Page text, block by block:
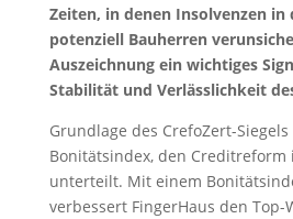
Zeiten, in denen Insolvenzen in
potenziell Bauherren
Auszeichnung ein wichtiges
Stabilität und Verlässlichkeit
Grundlage des CrefoZert-
Bonitätsindex, den Creditreform
unterteilt. Mit einem
verbessert FingerHaus den Top-